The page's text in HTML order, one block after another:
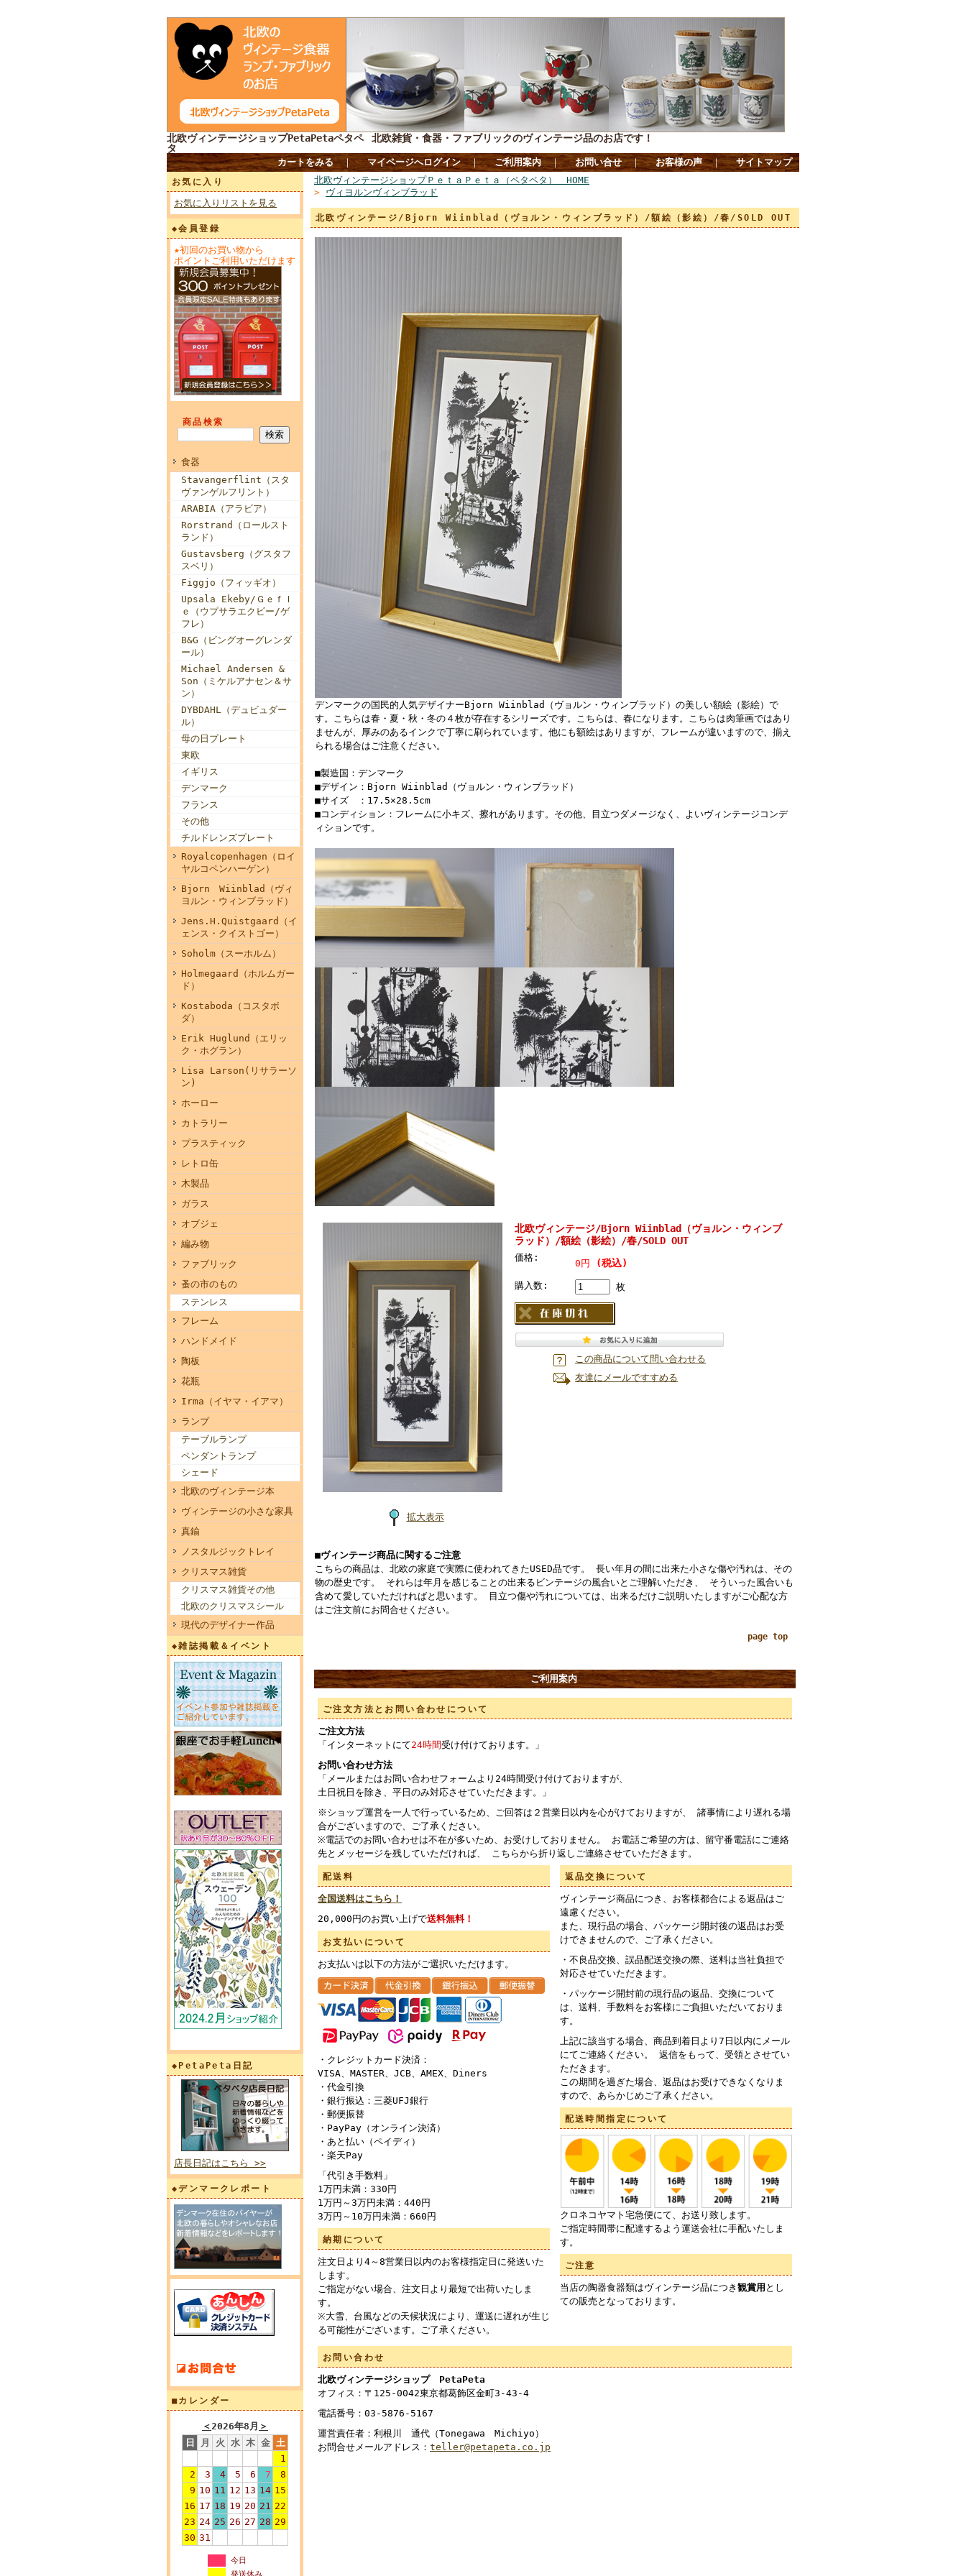
北欧ヴィンテージショップPetaPetaペタペ
タ
北欧雑貨・食器・ファブリックのヴィンテージ品のお店です！
カートをみる ｜ マイページへログイン ｜ ご利用案内 ｜ お問い合せ ｜ お客様の声 ｜ サイトマップ
お気に入り
お気に入りリストを見る
◆会員登録
★初回のお買い物から
ポイントご利用いただけます
商品検索
食器
Stavangerflint（スタ
ヴァンゲルフリント）
ARABIA（アラビア）
Rorstrand（ロールスト
ランド）
Gustavsberg（グスタフ
スベリ）
Figgjo（フィッギオ）
Upsala Ekeby/Ｇｅｆｌ
ｅ（ウプサラエクビー/ゲ
フレ）
B&G（ビングオーグレンダ
ール）
Michael Andersen &
Son（ミケルアナセン＆サ
ン）
DYBDAHL（デュビュダー
ル）
母の日プレート
東欧
イギリス
デンマーク
フランス
その他
チルドレンズプレート
Royalcopenhagen（ロイ
ヤルコペンハーゲン）
Bjorn Wiinblad（ヴィ
ヨルン・ウィンブラッド）
Jens.H.Quistgaard（イ
ェンス・クイストゴー）
Soholm（スーホルム）
Holmegaard（ホルムガー
ド）
Kostaboda（コスタボ
ダ）
Erik Huglund（エリッ
ク・ホグラン）
Lisa Larson(リサラーソ
ン)
ホーロー
カトラリー
プラスティック
レトロ缶
木製品
ガラス
オブジェ
編み物
ファブリック
蚤の市のもの
ステンレス
フレーム
ハンドメイド
陶板
花瓶
Irma（イヤマ・イアマ）
ランプ
テーブルランプ
ペンダントランプ
シェード
北欧のヴィンテージ本
ヴィンテージの小さな家具
真鍮
ノスタルジックトレイ
クリスマス雑貨
クリスマス雑貨その他
北欧のクリスマスシール
現代のデザイナー作品
◆雑誌掲載＆イベント
◆PetaPeta日記
店長日記はこちら >>
◆デンマークレポート
■カレンダー
＜2026年8月 ＞
日
月 火 水 木 金 土
1
2
3 4 5 6 7
8
9 10 11 12 13 14 15
16 17 18 19 20 21 22
23 24 25 26 27 28 29
30 31
今日
北欧ヴィンテージショップＰｅｔａＰｅｔａ（ペタペタ） HOME
> ヴィヨルンヴィンブラッド
北欧ヴィンテージ/Bjorn Wiinblad（ヴョルン・ウィンブラッド）/額絵（影絵）/春/SOLD OUT
デンマークの国民的人気デザイナーBjorn Wiinblad（ヴョルン・ウィンブラッド）の美しい額絵（影絵）で
す。こちらは春・夏・秋・冬の４枚が存在するシリーズです。こちらは、春になります。こちらは肉筆画ではあり
ませんが、厚みのあるインクで丁寧に刷られています。他にも額絵はありますが、フレームが違いますので、揃え
られる場合はご注意ください。
■製造国：デンマーク
■デザイン：Bjorn Wiinblad（ヴョルン・ウィンブラッド）
■サイズ ：17.5×28.5cm
■コンディション：フレームに小キズ、擦れがあります。その他、目立つダメージなく、よいヴィンテージコンデ
ィションです。
拡大表示
北欧ヴィンテージ/Bjorn Wiinblad（ヴョルン・ウィンブ
ラッド）/額絵（影絵）/春/SOLD OUT
価格:
0円 (税込)
購入数: 枚
この商品について問い合わせる
友達にメールですすめる
■ヴィンテージ商品に関するご注意
こちらの商品は、北欧の家庭で実際に使われてきたUSED品です。 長い年月の間に出来た小さな傷や汚れは、その
物の歴史です。 それらは年月を感じることの出来るビンテージの風合いとご理解いただき、 そういった風合いも
含めて愛していただければと思います。 目立つ傷や汚れについては、出来るだけご説明いたしますがご心配な方
はご注文前にお問合せください。
page top
ご利用案内
ご注文方法とお問い合わせについて
ご注文方法
「インターネットにて24時間受け付けております。」
お問い合わせ方法
「メールまたはお問い合わせフォームより24時間受け付けておりますが、
土日祝日を除き、平日のみ対応させていただきます。」
※ショップ運営を一人で行っているため、ご回答は２営業日以内を心がけておりますが、 諸事情により遅れる場
合がございますので、ご了承ください。
※電話でのお問い合わせは不在が多いため、お受けしておりません。 お電話ご希望の方は、留守番電話にご連絡
先とメッセージを残していただければ、 こちらから折り返しご連絡させていただきます。
配送料
全国送料はこちら！
20,000円のお買い上げで送料無料！
お支払いについて
お支払いは以下の方法がご選択いただけます。
・クレジットカード決済：
VISA、MASTER、JCB、AMEX、Diners
・代金引換
・銀行振込：三菱UFJ銀行
・郵便振替
・PayPay（オンライン決済）
・あと払い（ペイディ）
・楽天Pay
「代引き手数料」
1万円未満：330円
1万円～3万円未満：440円
3万円～10万円未満：660円
納期について
注文日より4～8営業日以内のお客様指定日に発送いた
します。
ご指定がない場合、注文日より最短で出荷いたしま
す。
※大雪、台風などの天候状況により、運送に遅れが生じ
る可能性がございます。ご了承ください。
返品交換について
ヴィンテージ商品につき、お客様都合による返品はご
遠慮ください。
また、現行品の場合、パッケージ開封後の返品はお受
けできませんので、ご了承ください。
・不良品交換、誤品配送交換の際、送料は当社負担で
対応させていただきます。
・パッケージ開封前の現行品の返品、交換について
は、送料、手数料をお客様にご負担いただいておりま
す。
上記に該当する場合、商品到着日より7日以内にメール
にてご連絡ください。 返信をもって、受領とさせてい
ただきます。
この期間を過ぎた場合、返品はお受けできなくなりま
すので、あらかじめご了承ください。
配送時間指定について
クロネコヤマト宅急便にて、お送り致します。
ご指定時間帯に配達するよう運送会社に手配いたしま
す。
ご注意
当店の陶器食器類はヴィンテージ品につき 観賞用 とし
ての販売となっております。
お問い合わせ
北欧ヴィンテージショップ PetaPeta
オフィス：〒125-0042東京都葛飾区金町3-43-4
電話番号：03-5876-5167
運営責任者：利根川 通代（Tonegawa Michiyo）
お問合せメールアドレス： teller@petapeta.co.jp